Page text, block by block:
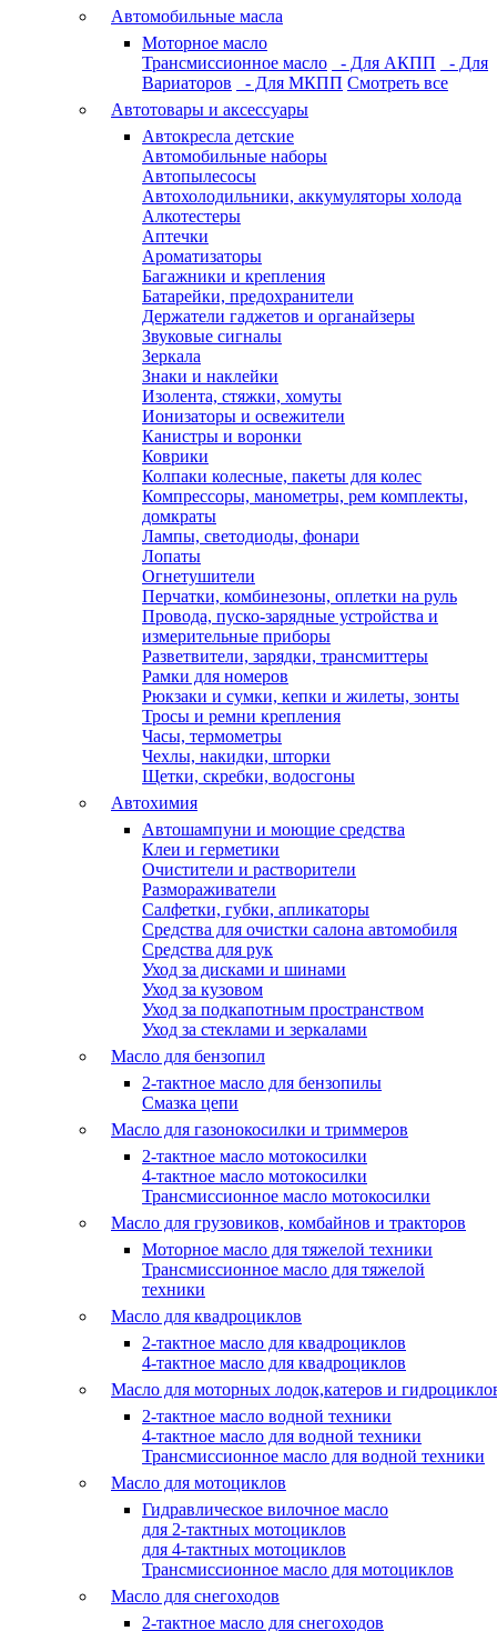
Автомобильные масла
Моторное масло
Трансмиссионное масло
- Для АКПП
- Для
Вариаторов
- Для МКПП Смотреть все
Автотовары и аксессуары
Автокресла детские
Автомобильные наборы
Автопылесосы
Автохолодильники, аккумуляторы холода
Алкотестеры
Аптечки
Ароматизаторы
Багажники и крепления
Батарейки, предохранители
Держатели гаджетов и органайзеры
Звуковые сигналы
Зеркала
Знаки и наклейки
Изолента, стяжки, хомуты
Ионизаторы и освежители
Канистры и воронки
Коврики
Колпаки колесные, пакеты для колес
Компрессоры, манометры, рем комплекты,
домкраты
Лампы, светодиоды, фонари
Лопаты
Огнетушители
Перчатки, комбинезоны, оплетки на руль
Провода, пуско-зарядные устройства и
измерительные приборы
Разветвители, зарядки, трансмиттеры
Рамки для номеров
Рюкзаки и сумки, кепки и жилеты, зонты
Тросы и ремни крепления
Часы, термометры
Чехлы, накидки, шторки
Щетки, скребки, водосгоны
Автохимия
Автошампуни и моющие средства
Клеи и герметики
Очистители и растворители
Размораживатели
Салфетки, губки, апликаторы
Средства для очистки салона автомобиля
Средства для рук
Уход за дисками и шинами
Уход за кузовом
Уход за подкапотным пространством
Уход за стеклами и зеркалами
Масло для бензопил
2-тактное масло для бензопилы
Cмазка цепи
Масло для газонокосилки и триммеров
2-тактное масло мотокосилки
4-тактное масло мотокосилки
Трансмиссионное масло мотокосилки
Масло для грузовиков, комбайнов и тракторов
Моторное масло для тяжелой техники
Трансмиссионное масло для тяжелой
техники
Масло для квадроциклов
2-тактное масло для квадроциклов
4-тактное масло для квадроциклов
Масло для моторных лодок,катеров и
2-тактное масло водной техники
4-тактное масло для водной техники
Трансмиссионное масло для водной техники
Масло для мотоциклов
Гидравлическое вилочное масло
для 2-тактных мотоциклов
для 4-тактных мотоциклов
Трансмиссионное масло для мотоциклов
Масло для снегоходов
2-тактное масло для снегоходов